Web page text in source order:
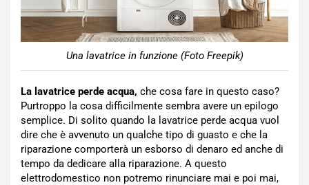
Una lavatrice in funzione (Foto Freepik)
La lavatrice perde acqua, che cosa fare in questo caso?
Purtroppo la cosa difficilmente sembra avere un epilogo
semplice. Di solito quando la lavatrice perde acqua vuol
dire che è avvenuto un qualche tipo di guasto e che la
riparazione comporterà un esborso di denaro ed anche di
tempo da dedicare alla riparazione. A questo
elettrodomestico non potremo rinunciare mai e poi mai,